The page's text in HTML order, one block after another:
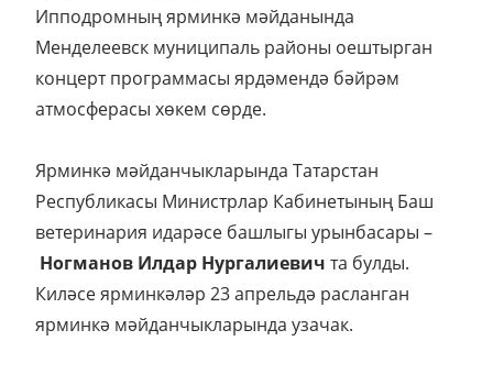
Ипподромның ярминкә мәйданында
Менделеевск муниципаль районы оештырган
концерт программасы ярдәмендә бәйрәм
атмосферасы хөкем сөрде.
Ярминкә мәйданчыкларында Татарстан
Республикасы Министрлар Кабинетының Баш
ветеринария идарәсе башлыгы урынбасары –
Ногманов Илдар Нургалиевич та булды.
Киләсе ярминкәләр 23 апрельдә расланган
ярминкә мәйданчыкларында узачак.